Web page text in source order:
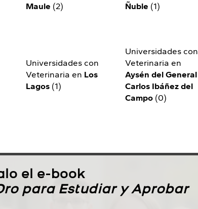
Maule (2)
Ñuble (1)
Universidades con
Veterinaria en Los
Lagos (1)
Universidades con
Veterinaria en
Aysén del General
Carlos Ibáñez del
Campo(0)
el e-book
para Estudiar y Aprobar